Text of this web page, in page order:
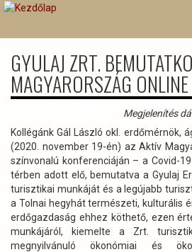
Ugrás
GYULAJ ZRT.
MAGYARORSZÁG
Megjelenítés
Kollégánk Gál László okl. erdőmérnök,
(2020. november 19-én) az Aktív
színvonalú konferenciáján – a Covid-
térben adott elő, bemutatva a Gyulaj
turisztikai munkáját és a legújabb
a Tolnai hegyhát természeti, kulturális
erdőgazdaság ehhez köthető, ezen
munkájáról, kiemelte a Zrt.
megnyilvánuló ökonómiai és